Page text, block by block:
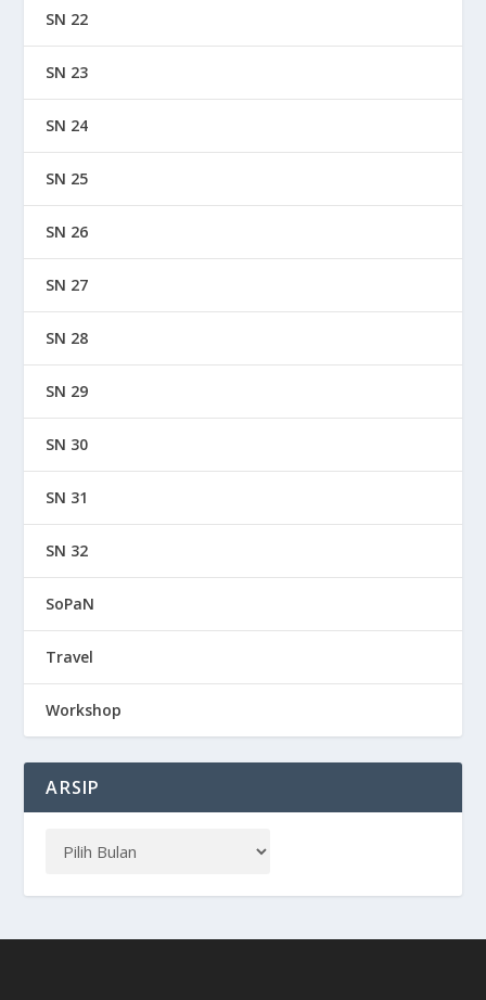
SN 22
SN 23
SN 24
SN 25
SN 26
SN 27
SN 28
SN 29
SN 30
SN 31
SN 32
SoPaN
Travel
Workshop
ARSIP